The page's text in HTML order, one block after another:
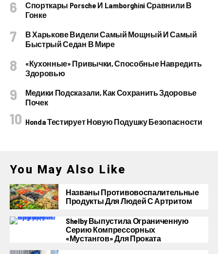
Спорткары Porsche И Lamborghini Сравнили В
Гонке
В Харькове Видели Самый Мощный И Самый
Быстрый Седан В Мире
«Кухонные» Привычки, Способные Навредить
Здоровью
Медики Подсказали, Как Сохранить Здоровье
Почек
Honda Тестирует Новую Подушку Безопасности
You May Also Like
Названы Противовоспалительные
Продукты Для Людей С Артритом
Shelby Выпустила Ограниченную
Серию Компрессорных
«Мустангов» Для Проката